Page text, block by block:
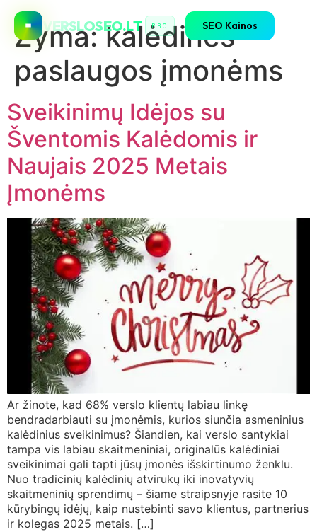
VERSLOSEO.LT PRO SEO Kainos
Žyma:kalėdinės
paslaugos įmonėms
Sveikinimų Idėjos su
Šventomis Kalėdomis ir
Naujais 2025 Metais
Įmonėms
Ar žinote, kad 68% verslo klientų labiau linkę
bendradarbiauti su įmonėmis, kurios siunčia asmeninius
kalėdinius sveikinimus? Šiandien, kai verslo santykiai
tampa vis labiau skaitmeniniai, originalūs kalėdiniai
sveikinimai gali tapti jūsų įmonės išskirtinumo ženklu.
Nuo tradicinių kalėdinių atvirukų iki inovatyvių
skaitmeninių sprendimų – šiame straipsnyje rasite 10
kūrybingų idėjų, kaip nustebinti savo klientus, partnerius
ir kolegas 2025 metais. […]